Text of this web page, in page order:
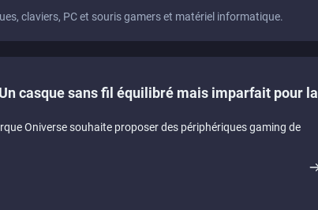
claviers, PC et souris gamers et matériel informatique.
casque sans fil équilibré mais imparfait pour la
Oniverse souhaite proposer des périphériques gaming de